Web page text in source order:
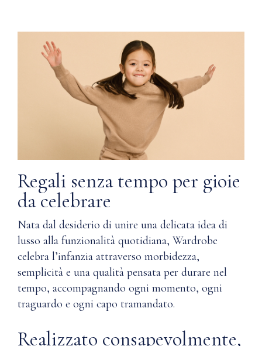
Regali senza tempo per gioie
da celebrare
Nata dal desiderio di unire una delicata idea di
lusso alla funzionalità quotidiana, Wardrobe
celebra l’infanzia attraverso morbidezza,
semplicità e una qualità pensata per durare nel
tempo, accompagnando ogni momento, ogni
traguardo e ogni capo tramandato.
Realizzato consapevolmente,